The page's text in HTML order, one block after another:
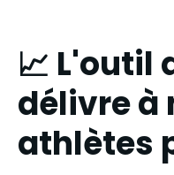
📈 L'outil
délivre à
athlètes